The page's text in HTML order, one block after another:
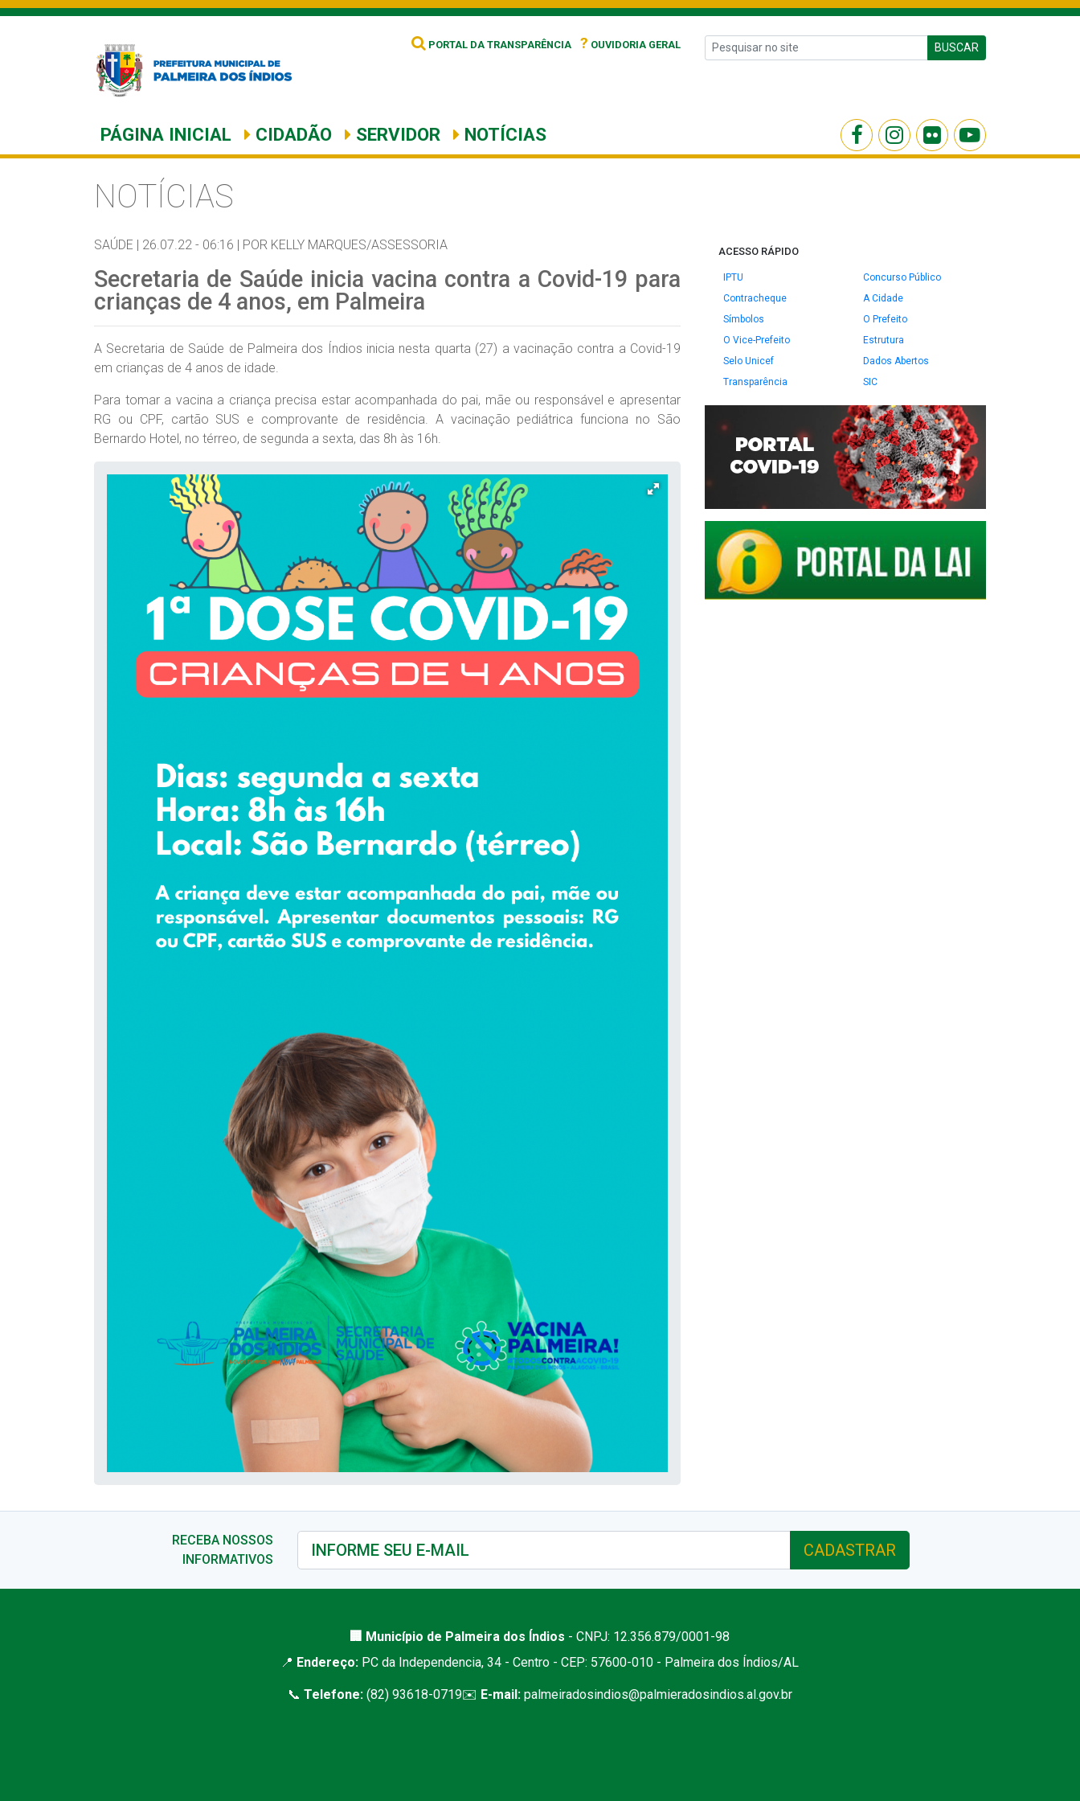
PORTAL DA TRANSPARÊNCIA ? OUVIDORIA GERAL BUSCAR
PÁGINA INICIAL CIDADÃO SERVIDOR NOTÍCIAS
NOTÍCIAS
SAÚDE | 26.07.22 - 06:16 | POR KELLY MARQUES/ASSESSORIA
Secretaria de Saúde inicia vacina contra a Covid-19 para
crianças de 4 anos, em Palmeira
A Secretaria de Saúde de Palmeira dos Índios inicia nesta quarta (27) a vacinação contra a Covid-19
em crianças de 4 anos de idade.
Para tomar a vacina a criança precisa estar acompanhada do pai, mãe ou responsável e apresentar
RG ou CPF, cartão SUS e comprovante de residência. A vacinação pediátrica funciona no São
Bernardo Hotel, no térreo, de segunda a sexta, das 8h às 16h.
ACESSO RÁPIDO
IPTU
Concurso Público
Contracheque
A Cidade
Símbolos
O Prefeito
O Vice-Prefeito
Estrutura
Selo Unicef
Dados Abertos
Transparência
SIC
RECEBA NOSSOS
INFORMATIVOS
CADASTRAR
🏢 Município de Palmeira dos Índios - CNPJ: 12.356.879/0001-98
📍 Endereço: PC da Independencia, 34 - Centro - CEP: 57600-010 - Palmeira dos Índios/AL
📞 Telefone:(82) 93618-0719✉️ E-mail: palmeiradosindios@palmieradosindios.al.gov.br